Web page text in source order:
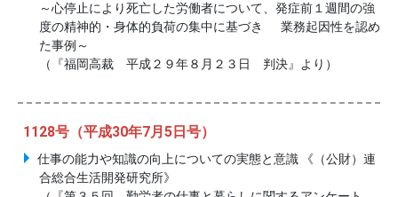
～心停止により死亡した労働者について、発症前１週間の強
度の精神的・身体的負荷の集中に基づき 業務起因性を認め
た事例～
（『福岡高裁 平成２９年８月２３日 判決』より）
1128号（平成30年7月5日号）
仕事の能力や知識の向上についての実態と意識 《（公財）連
合総合生活開発研究所》